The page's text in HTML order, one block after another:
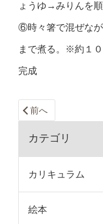
ょうゆ→みりんを
⑥時々箸で混ぜな
まで煮る。※約１
完成
前へ
カテゴリ
カリキュラム
絵本